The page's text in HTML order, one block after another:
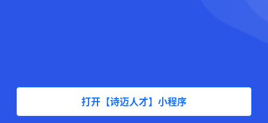
打开【诗迈人才】小程序